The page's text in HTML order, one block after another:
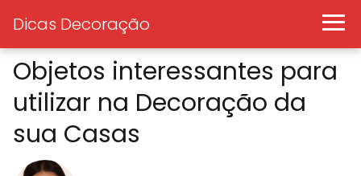
Dicas Decoração
Objetos interessantes para
utilizar na Decoração da
sua Casas